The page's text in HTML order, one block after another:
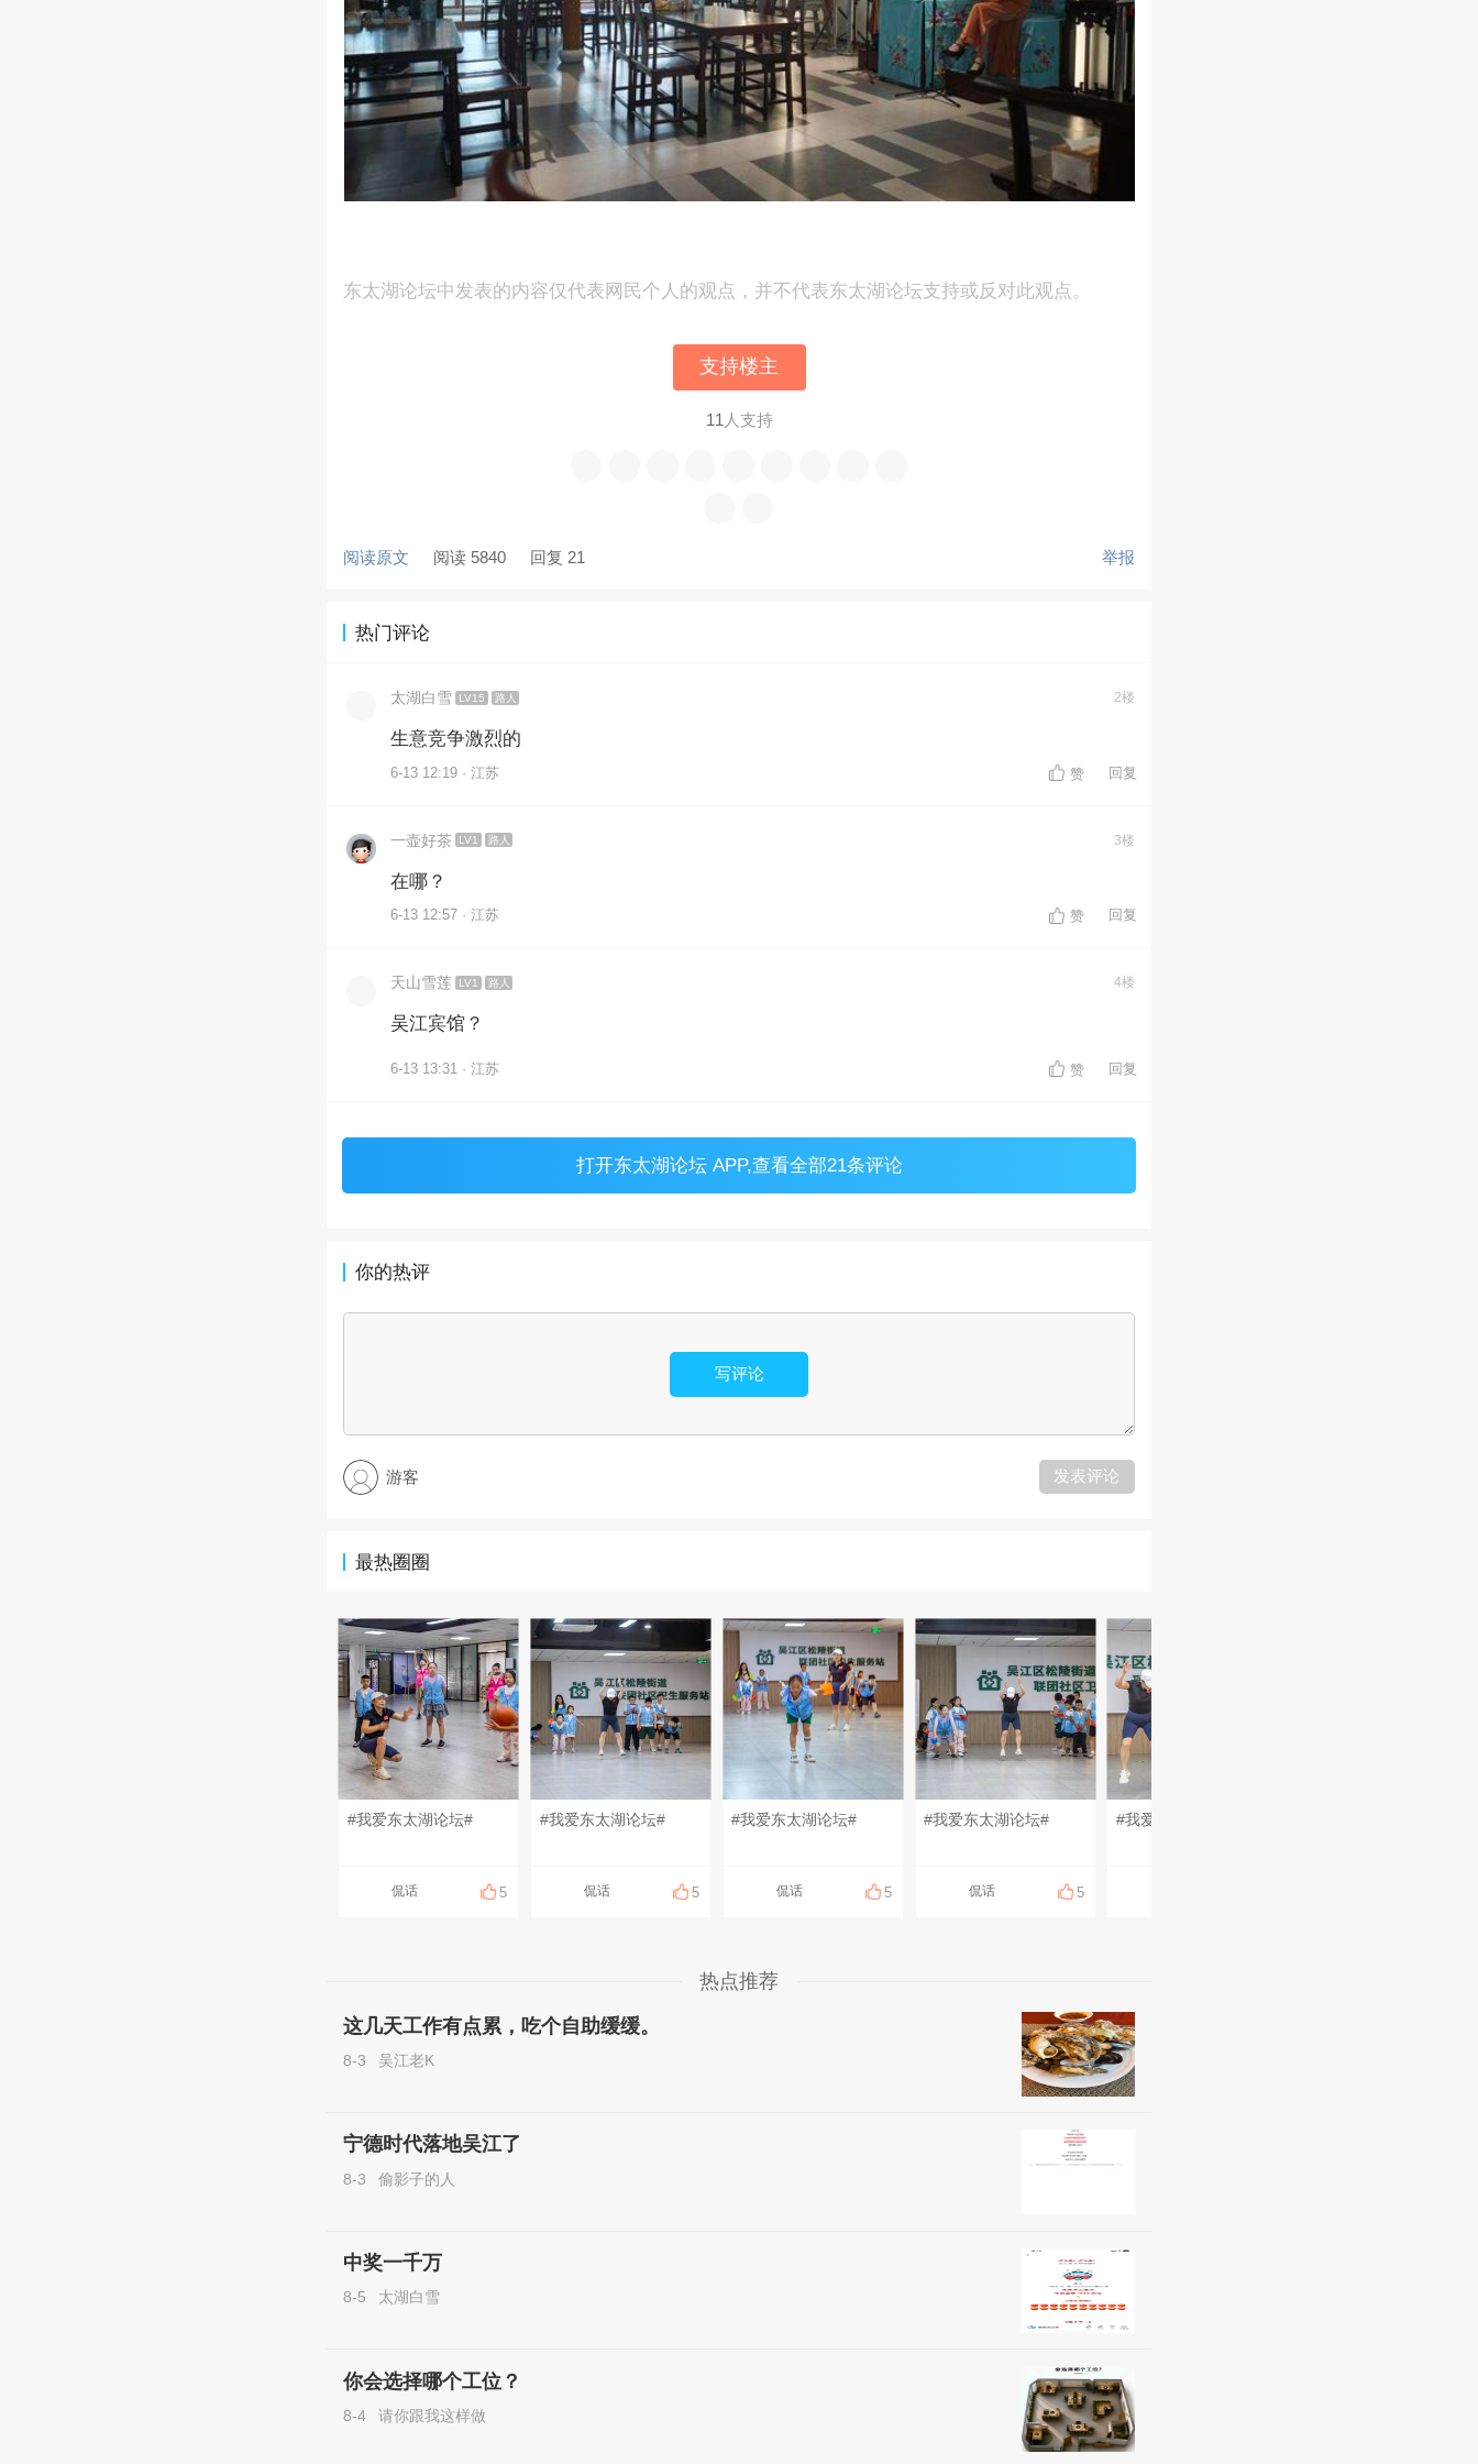
东太湖论坛中发表的内容仅代表网民个人的观点，并不代表东太湖论坛支持或反对此观点。
支持楼主
11 人支持
阅读原文 阅读 5840 回复 21 举报
热门评论
太湖白雪 LV15 路人 2楼
生意竞争激烈的
6-13 12:19 · 江苏 赞 回复
一壶好茶 LV1 路人 3楼
在哪？
6-13 12:57 · 江苏 赞 回复
天山雪莲 LV1 路人 4楼
吴江宾馆？
6-13 13:31 · 江苏 赞 回复
打开东太湖论坛 APP,查看全部21条评论
你的热评
写评论
游客 发表评论
最热圈圈
#我爱东太湖论坛#
侃话 5
#我爱东太湖论坛#
侃话 5
#我爱东太湖论坛#
侃话 5
#我爱东太湖论坛#
侃话 5
#我爱东太湖论坛#
热点推荐
这几天工作有点累，吃个自助缓缓。
8-3 吴江老K
宁德时代落地吴江了
8-3 偷影子的人
中奖一千万
8-5 太湖白雪
你会选择哪个工位？
8-4 请你跟我这样做